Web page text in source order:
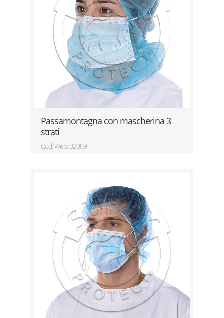
Passamontagna con mascherina 3
strati
Cod. Web: 02009